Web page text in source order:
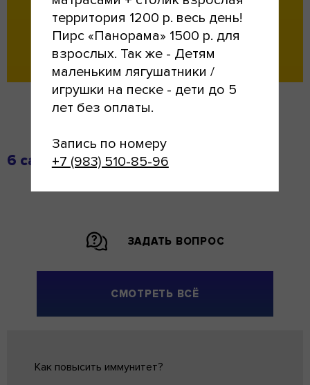
Alternative:
6 самых популярных вопросов
ЗАДАТЬ ВОПРОС
СМОТРЕТЬ ВСЁ
Как повысить иммунитет?
территория 1200 р. весь день!
Пирс «Панорама» 1500 р. для
взрослых. Так же - Детям
маленьким лягушатники /
игрушки на песке - дети до 5
лет без оплаты.
Запись по номеру
+7 (983) 510-85-96